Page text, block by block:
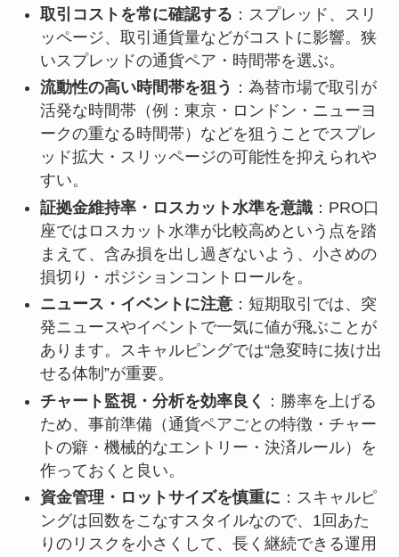
取引コストを常に確認する ：スプレッド、スリ
ッページ、取引通貨量などがコストに影響。狭
いスプレッドの通貨ペア・時間帯を選ぶ。
流動性の高い時間帯を狙う ：為替市場で取引が
活発な時間帯（例：東京・ロンドン・ニューヨ
ークの重なる時間帯）などを狙うことでスプレ
ッド拡大・スリッページの可能性を抑えられや
すい。
証拠金維持率・ロスカット水準を意識：PRO口
座ではロスカット水準が比較高めという点を踏
まえて、含み損を出し過ぎないよう、小さめの
損切り・ポジションコントロールを。
ニュース・イベントに注意：短期取引では、突
発ニュースやイベントで一気に値が飛ぶことが
あります。スキャルピングでは“急変時に抜け出
せる体制”が重要。
チャート監視・分析を効率良く
：勝率を上げる
ため、事前準備（通貨ペアごとの特徴・チャー
トの癖・機械的なエントリー・決済ルール）を
作っておくと良い。
資金管理・ロットサイズを慎重に ：スキャルピ
ングは回数をこなすスタイルなので、1回あた
りのリスクを小さくして、長く継続できる運用